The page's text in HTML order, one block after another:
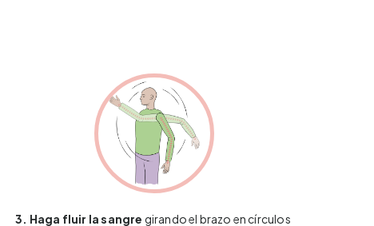
3. Haga fluir la sangre girando el brazo en círculos